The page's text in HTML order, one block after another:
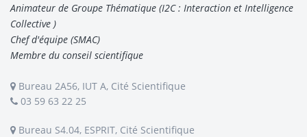
Animateur de Groupe Thématique (I2C : Interaction et Intelligence
Collective )
Chef d'équipe (SMAC)
Membre du conseil scientifique
Bureau 2A56, IUT A, Cité Scientifique
03 59 63 22 25
Bureau S4.04, ESPRIT, Cité Scientifique